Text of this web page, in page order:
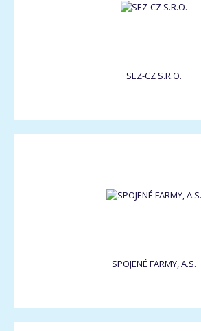
SEZ-CZ S.R.O.
SPOJENÉ FARMY, A.S.